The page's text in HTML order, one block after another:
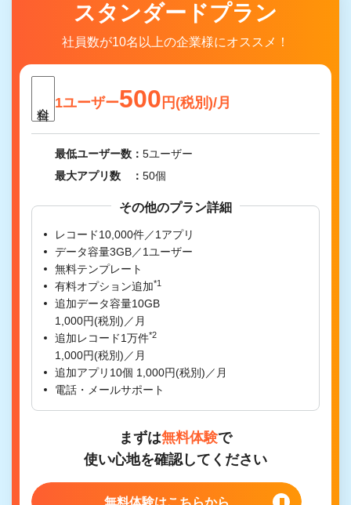
スタンダードプラン
社員数が10名以上の企業様にオススメ！
1ユーザー500 円(税別)/月
最低ユーザー数
5ユーザー
最大アプリ数
50個
その他のプラン詳細
レコード10,000件／1アプリ
データ容量3GB／1ユーザー
無料テンプレート
有料オプション追加*1
追加データ容量10GB
1,000円(税別)／月
追加レコード1万件*2
1,000円(税別)／月
追加アプリ10個 1,000円(税別)／月
電話・メールサポート
まずは無料体験で
使い心地を確認してください
無料体験はこちらから